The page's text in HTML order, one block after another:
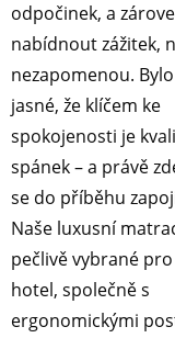
odpočinek, a
nabídnout zážitek,
nezapomenou.
jasné, že klíčem ke
spokojenosti je
spánek – a právě
se do příběhu
Naše luxusní
pečlivě vybrané
hotel, společně s
ergonomickými